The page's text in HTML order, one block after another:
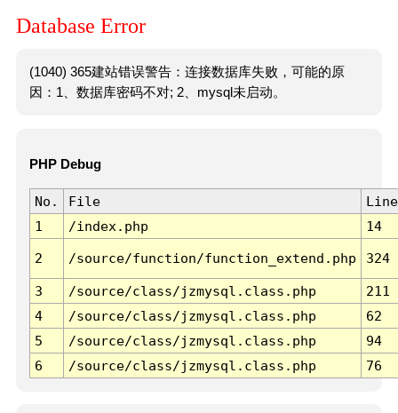
Database Error
(1040) 365建站错误警告：连接数据库失败，可能的原
因：1、数据库密码不对; 2、mysql未启动。
PHP Debug
No. File
Line
1
/index.php 14
2 /source/function/function_extend.php 324
3 /source/class/jzmysql.class.php
211
4
/source/class/jzmysql.class.php
62
5
/source/class/jzmysql.class.php
94
6
/source/class/jzmysql.class.php 76